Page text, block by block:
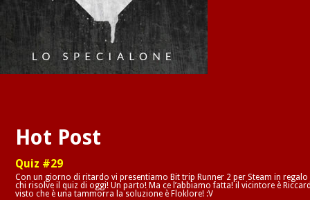
Hot Post
Quiz #29
Con un giorno di ritardo vi presentiamo Bit trip Runner 2 per Steam in regalo
chi risolve il quiz di oggi! Un parto! Ma ce l’abbiamo fatta! il vicintore è
visto che è una tammorra la soluzione è Floklore! :V